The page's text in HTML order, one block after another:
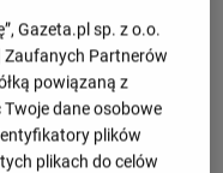
Gazeta.pl sp. z o.o.
Zaufanych Partnerów
powiązaną z
dane osobowe
plików
plikach do celów